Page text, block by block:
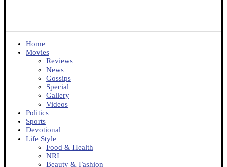
Home
Movies
Reviews
News
Gossips
Special
Gallery
Videos
Politics
Sports
Devotional
Life Style
Food & Health
NRI
Beauty & Fashion